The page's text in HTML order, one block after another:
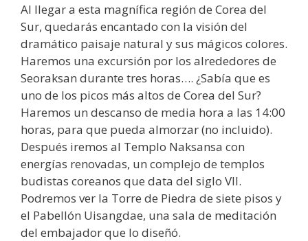
Al llegar a esta magnífica región de Corea del
Sur, quedarás encantado con la visión del
dramático paisaje natural y sus mágicos colores.
Haremos una excursión por los alrededores de
Seoraksan durante tres horas…. ¿Sabía que es
uno de los picos más altos de Corea del Sur?
Haremos un descanso de media hora a las 14:00
horas, para que pueda almorzar (no incluido).
Después iremos al Templo Naksansa con
energías renovadas, un complejo de templos
budistas coreanos que data del siglo VII.
Podremos ver la Torre de Piedra de siete pisos y
el Pabellón Uisangdae, una sala de meditación
del embajador que lo diseñó.